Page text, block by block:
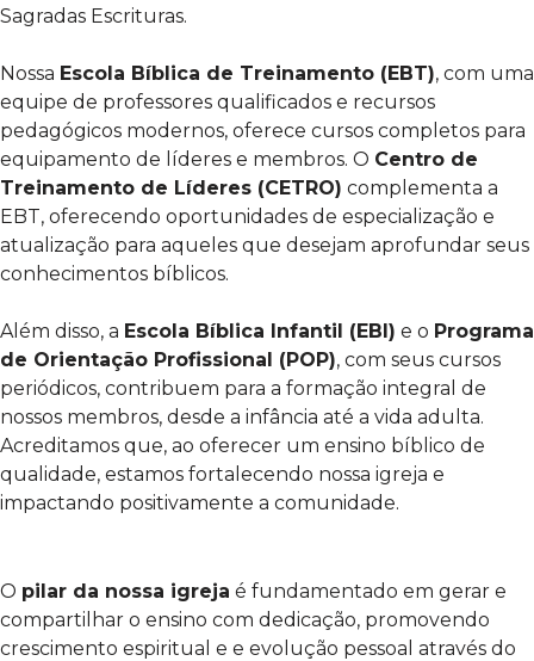
Sagradas Escrituras.
Nossa Escola Bíblica de Treinamento (EBT), com uma
equipe de professores qualificados e recursos
pedagógicos modernos, oferece cursos completos para
equipamento de líderes e membros. O Centro de
Treinamento de Líderes (CETRO) complementa a
EBT, oferecendo oportunidades de especialização e
atualização para aqueles que desejam aprofundar seus
conhecimentos bíblicos.
Além disso, a Escola Bíblica Infantil (EBI) e o Programa
de Orientação Profissional (POP), com seus cursos
periódicos, contribuem para a formação integral de
nossos membros, desde a infância até a vida adulta.
Acreditamos que, ao oferecer um ensino bíblico de
qualidade, estamos fortalecendo nossa igreja e
impactando positivamente a comunidade.
O pilar da nossa igreja é fundamentado em gerar e
compartilhar o ensino com dedicação, promovendo
crescimento espiritual e e evolução pessoal através do